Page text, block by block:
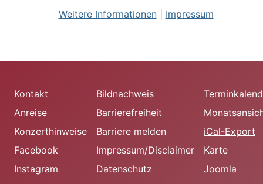
Kontakt
Anreise
Konzerthinweise
Facebook
Instagram
Bildnachweis
Barrierefreiheit
Barriere melden
Impressum/Disclaimer
Datenschutz
iCal-Export
Karte
Joomla
Weitere Informationen| Impressum